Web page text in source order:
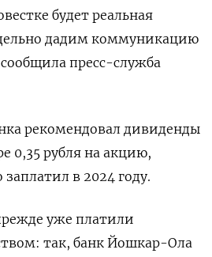
будет ‌реальная
дадим коммуникацию
​пресс-служба
рекомендовал дивиденды
0,35 рубля на акцию,
в 2024 году.
уже платили
так, банк Йошкар-Ола